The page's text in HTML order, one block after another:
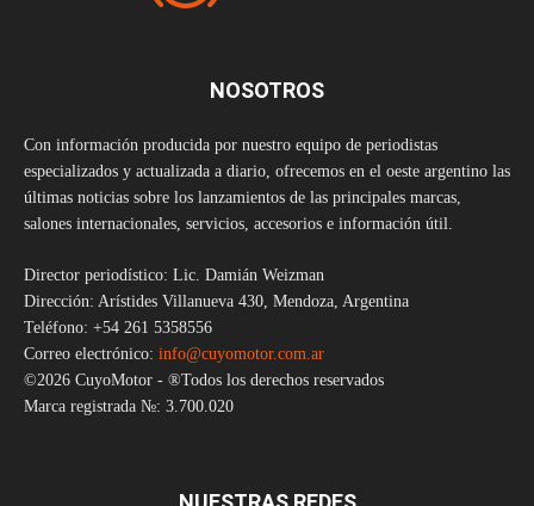
NOSOTROS
Con información producida por nuestro equipo de periodistas
especializados y actualizada a diario, ofrecemos en el oeste argentino las
últimas noticias sobre los lanzamientos de las principales marcas,
salones internacionales, servicios, accesorios e información útil.
Director periodístico: Lic. Damián Weizman
Dirección: Arístides Villanueva 430, Mendoza, Argentina
Teléfono: +54 261 5358556
Correo electrónico: info@cuyomotor.com.ar
©2026 CuyoMotor - ®Todos los derechos reservados
Marca registrada №: 3.700.020